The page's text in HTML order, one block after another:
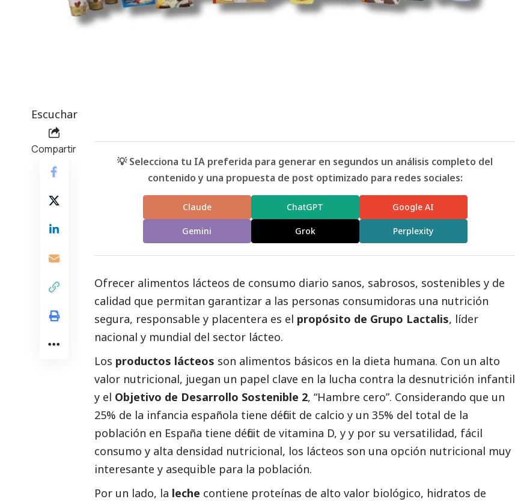
Escuchar
Compartir
💡 Selecciona tu IA preferida para generar en segundos un análisis completo del
contenido y una propuesta de post optimizado para redes sociales:
Claude ChatGPT Google AI
Gemini Grok Perplexity
Ofrecer alimentos lácteos de consumo diario sanos, sabrosos, sostenibles y de
calidad que permitan garantizar a las personas consumidoras una nutrición
segura, responsable y placentera es el propósito de Grupo Lactalis, líder
nacional y mundial del sector lácteo.
Los productos lácteos son alimentos básicos en la dieta humana. Con un alto
valor nutricional, juegan un papel clave en la lucha contra la desnutrición infantil
y el Objetivo de Desarrollo Sostenible 2, “Hambre cero”. Considerando que un
25% de la infancia española tiene déficit de calcio y un 35% del total de la
población en España tiene déficit de vitamina D, y y por su versatilidad, fácil
consumo y alta densidad nutricional, los lácteos son una opción nutricional muy
interesante y asequible para la población.
Por un lado, la leche contiene proteínas de alto valor biológico, hidratos de